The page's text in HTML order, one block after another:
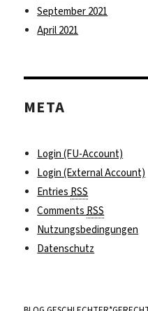
September 2021
April 2021
META
Login (FU-Account)
Login (External Account)
Entries RSS
Comments RSS
Nutzungsbedingungen
Datenschutz